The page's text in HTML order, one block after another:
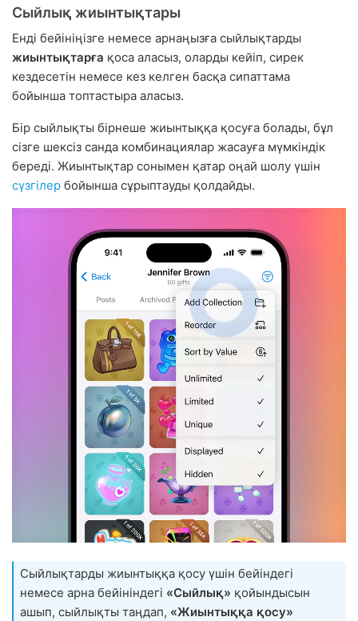
Сыйлық жиынтықтары
Енді бейініңізге немесе арнаңызға сыйлықтарды
жиынтықтарға қоса аласыз, оларды кейіп, сирек
кездесетін немесе кез келген басқа сипаттама
бойынша топтастыра аласыз.
Бір сыйлықты бірнеше жиынтыққа қосуға болады, бұл
сізге шексіз санда комбинациялар жасауға мүмкіндік
береді. Жиынтықтар сонымен қатар оңай шолу үшін
сүзгілер бойынша сұрыптауды қолдайды.
Сыйлықтарды жиынтыққа қосу үшін бейіндегі
немесе арна бейініндегі «Сыйлық» қойындысын
ашып, сыйлықты таңдап, «Жиынтыққа қосу»